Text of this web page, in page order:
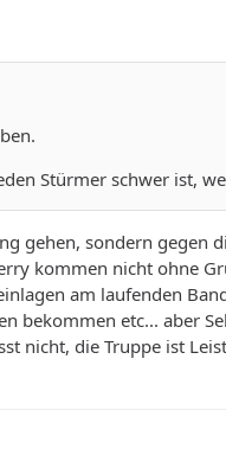
Stürmer schwer ist,
gehen, sondern
kommen nicht ohne
am laufenden
bekommen etc... aber
nicht, die Truppe ist